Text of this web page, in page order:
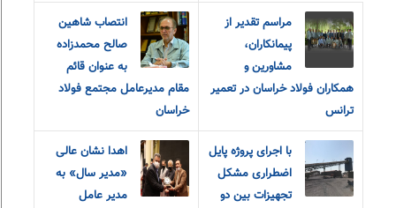
مراسم تقدیر از
پیمانکاران،
مشاورین و
همکاران فولاد خراسان در تعمیر
ترانس
انتصاب شاهین
صالح محمدزاده
به عنوان قائم
مقام مدیرعامل مجتمع فولاد
خراسان
با اجرای پروژه پایل
اضطراری مشکل
تجهيزات بين دو
اهدا نشان عالی
«مدیر سال» به
مدیر عامل